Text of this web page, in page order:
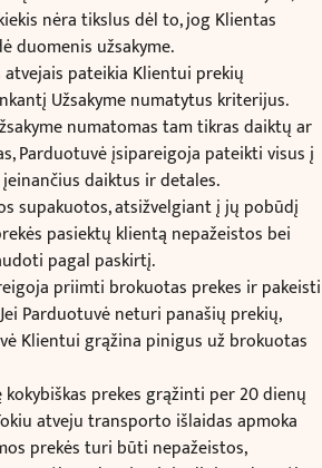
nėra tikslus dėl to, jog Klientas
duomenis užsakyme.
atvejais pateikia Klientui prekių
Užsakyme numatytus kriterijus.
numatomas tam tikras daiktų ar
Parduotuvė įsipareigoja pateikti visus į
daiktus ir detales.
supakuotos, atsižvelgiant į jų pobūdį
pasiektų klientą nepažeistos bei
pagal paskirtį.
priimti brokuotas prekes ir pakeisti
Parduotuvė neturi panašių prekių,
Klientui grąžina pinigus už brokuotas
prekes grąžinti per 20 dienų
atveju transporto išlaidas apmoka
prekės turi būti nepažeistos,